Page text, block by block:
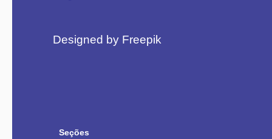
Designed by Freepik
Seções